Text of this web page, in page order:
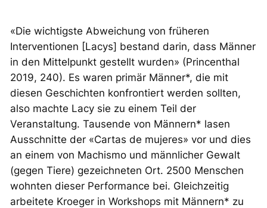
«Die wichtigste Abweichung von früheren
Interventionen [Lacys] bestand darin, dass Männer
in den Mittelpunkt gestellt wurden» (Princenthal
2019, 240). Es waren primär Männer*, die mit
diesen Geschichten konfrontiert werden sollten,
also machte Lacy sie zu einem Teil der
Veranstaltung. Tausende von Männern* lasen
Ausschnitte der «Cartas de mujeres» vor und dies
an einem von Machismo und männlicher Gewalt
(gegen Tiere) gezeichneten Ort. 2500 Menschen
wohnten dieser Performance bei. Gleichzeitig
arbeitete Kroeger in Workshops mit Männern* zu